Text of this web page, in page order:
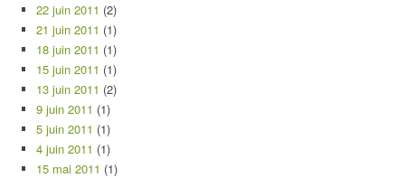
22 juin 2011 (2)
21 juin 2011 (1)
18 juin 2011 (1)
15 juin 2011 (1)
13 juin 2011 (2)
9 juin 2011 (1)
5 juin 2011 (1)
4 juin 2011 (1)
15 mai 2011 (1)